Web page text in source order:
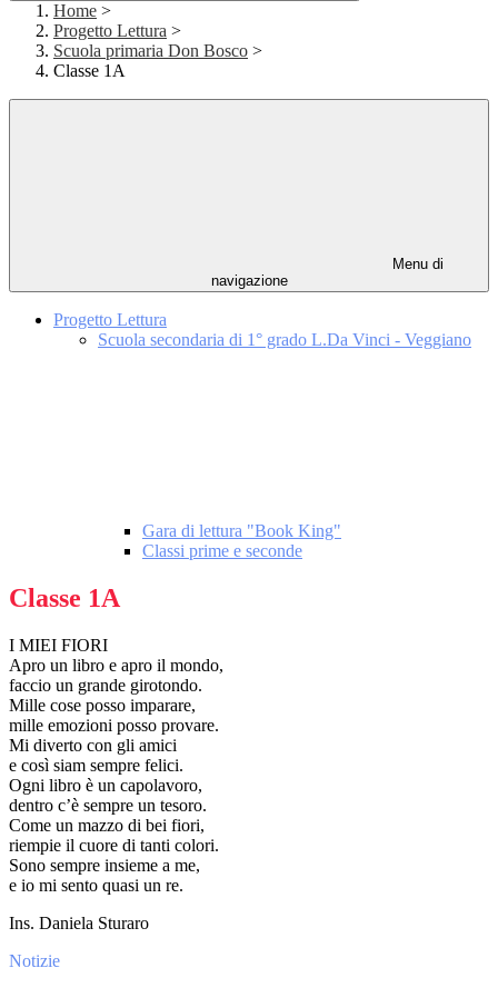
Home >
Progetto Lettura >
Scuola primaria Don Bosco >
Classe 1A
Menu di
navigazione
Progetto Lettura
Scuola secondaria di 1° grado L.Da Vinci - Veggiano
Gara di lettura "Book King"
Classi prime e seconde
Classe 1A
I MIEI FIORI
Apro un libro e apro il mondo,
faccio un grande girotondo.
Mille cose posso imparare,
mille emozioni posso provare.
Mi diverto con gli amici
e così siam sempre felici.
Ogni libro è un capolavoro,
dentro c’è sempre un tesoro.
Come un mazzo di bei fiori,
riempie il cuore di tanti colori.
Sono sempre insieme a me,
e io mi sento quasi un re.
Ins. Daniela Sturaro
Notizie